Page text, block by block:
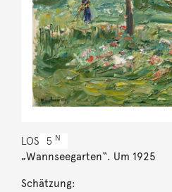
LOS 5 N
„Wannseegarten“. Um 1925
Schätzung: